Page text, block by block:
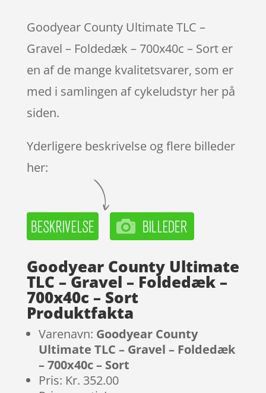
Goodyear County Ultimate TLC –
Gravel – Foldedæk – 700x40c – Sort er
en af de mange kvalitetsvarer, som er
med i samlingen af cykeludstyr her på
siden.
Yderligere beskrivelse og flere billeder
her:
Goodyear County Ultimate
TLC – Gravel – Foldedæk –
700x40c – Sort
Produktfakta
Varenavn: Goodyear County
Ultimate TLC – Gravel – Foldedæk
– 700x40c – Sort
Pris: Kr. 352.00